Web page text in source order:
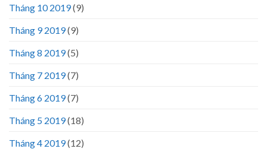
Tháng 10 2019(9)
Tháng 9 2019(9)
Tháng 8 2019(5)
Tháng 7 2019(7)
Tháng 6 2019(7)
Tháng 5 2019(18)
Tháng 4 2019(12)